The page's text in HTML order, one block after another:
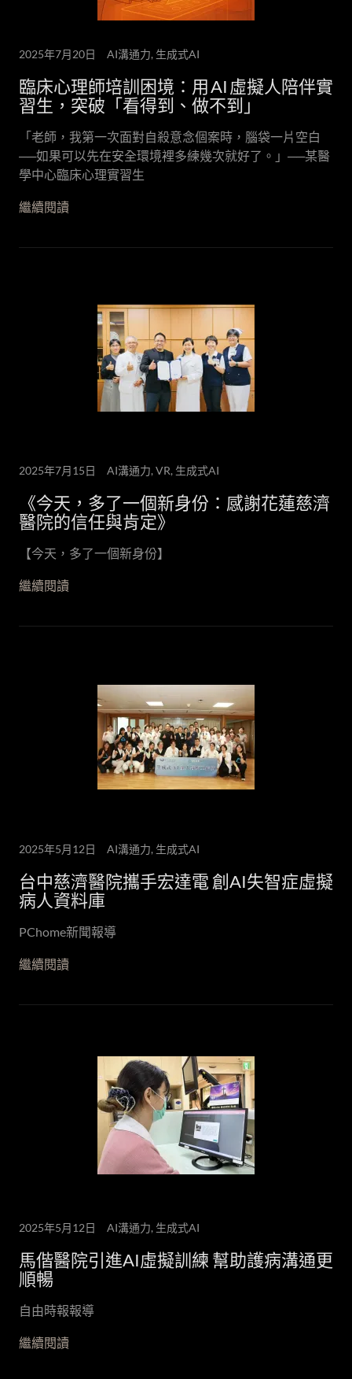
2025年7月20日 AI溝通力, 生成式AI
臨床心理師培訓困境：用 AI 虛擬人陪伴實
習生，突破「看得到、做不到」
「老師，我第一次面對自殺意念個案時，腦袋一片空白
──如果可以先在安全環境裡多練幾次就好了。」──某醫
學中心臨床心理實習生
繼續閱讀
2025年7月15日 AI溝通力, VR, 生成式AI
《今天，多了一個新身份：感謝花蓮慈濟
醫院的信任與肯定》
繼續閱讀
2025年5月12日 AI溝通力, 生成式AI
台中慈濟醫院攜手宏達電 創AI失智症虛擬
病人資料庫
PChome新聞報導
繼續閱讀
2025年5月12日 AI溝通力, 生成式AI
馬偕醫院引進AI虛擬訓練 幫助護病溝通更
順暢
自由時報報導
繼續閱讀